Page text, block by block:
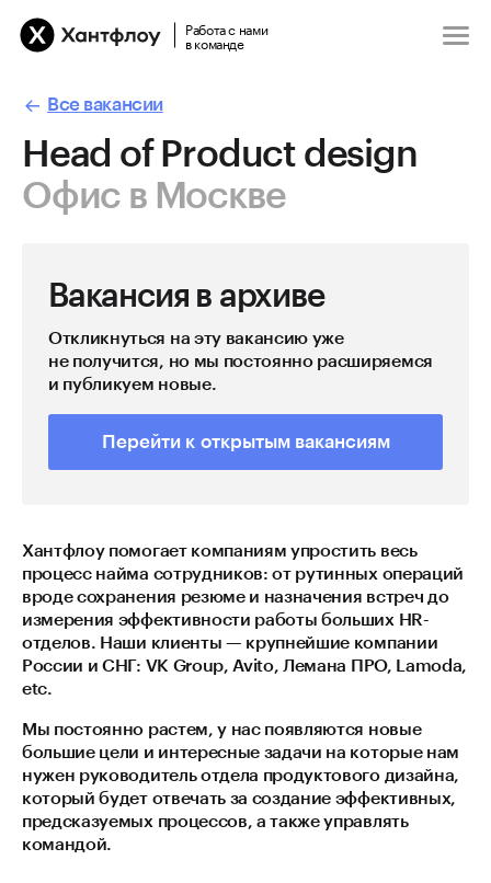
Работа с нами
в команде
Все вакансии
Head of Product design
Офис в Москве
Вакансия в архиве
Откликнуться на эту вакансию уже
не получится, но мы постоянно расширяемся
и публикуем новые.
Перейти к открытым вакансиям
Хантфлоу помогает компаниям упростить весь
процесс найма сотрудников: от рутинных операций
вроде сохранения резюме и назначения встреч до
измерения эффективности работы больших HR-
отделов. Наши клиенты — крупнейшие компании
России и СНГ: VK Group, Avito, Лемана ПРО, Lamoda,
etc.
Мы постоянно растем, у нас появляются новые
большие цели и интересные задачи на которые нам
нужен руководитель отдела продуктового дизайна,
который будет отвечать за создание эффективных,
предсказуемых процессов, а также управлять
командой.